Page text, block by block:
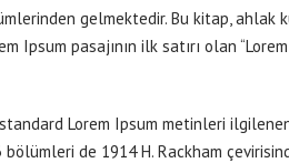
gelmektedir. Bu kitap, ahlak
Ipsum pasajının ilk satırı olan
Lorem Ipsum metinleri
de 1914 H. Rackham